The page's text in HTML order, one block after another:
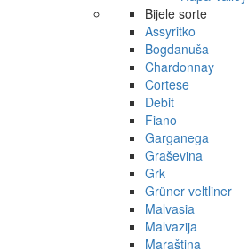
Bijele sorte
Assyritko
Bogdanuša
Chardonnay
Cortese
Debit
Fiano
Garganega
Graševina
Grk
Grüner veltliner
Malvasia
Malvazija
Maraština